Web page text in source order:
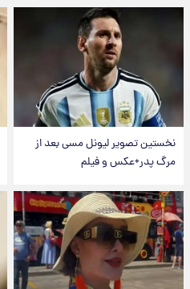
نخستین تصویر لیونل مسی بعد از
مرگ پدر+عکس و فیلم